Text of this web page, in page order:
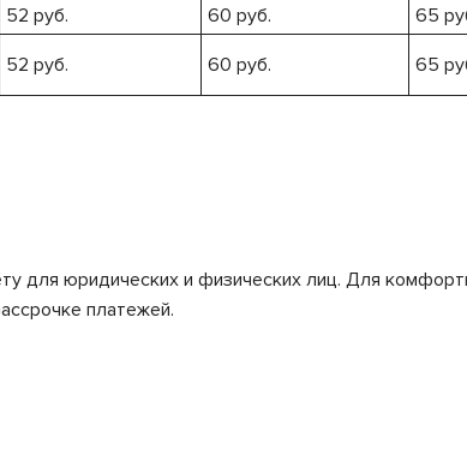
52 руб. 60 руб.
65
52 руб. 60 руб. 65
для юридических и физических лиц. Для
платежей.